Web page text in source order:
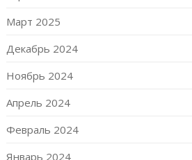
Март 2025
Декабрь 2024
Ноябрь 2024
Апрель 2024
Февраль 2024
Январь 2024